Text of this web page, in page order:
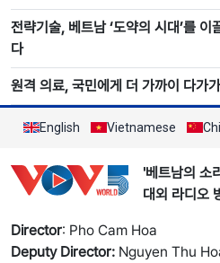
전략기술, 베트남 ‘도약의 시대’를
다
원격 의료, 국민에게 더 가까이 다가
English Vietnamese
'베트남의 소
대외 라디오
Director: Pho Cam Hoa
Deputy Director: Nguyen Thu